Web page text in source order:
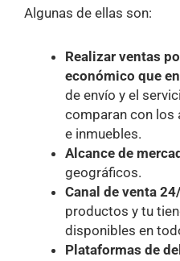
Algunas de ellas son:
Realizar ventas
económico que
de envío y el
comparan con los
e inmuebles.
Alcance de
geográficos.
Canal de venta
productos y tu
disponibles en
Plataformas de